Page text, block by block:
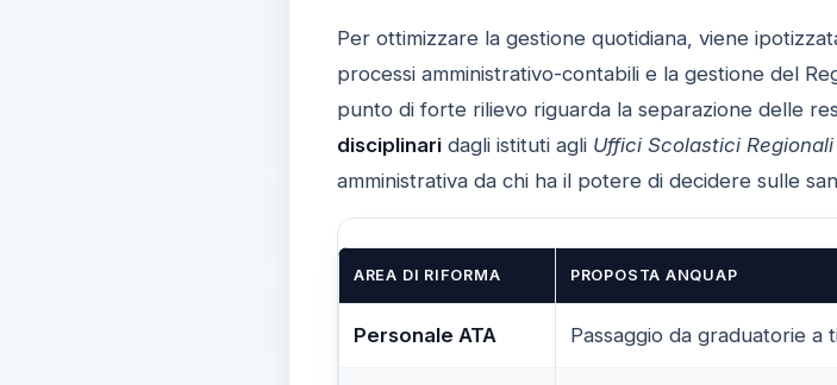
Per ottimizzare la gestione quotidiana, viene
processi amministrativo-contabili e la gestione del
punto di forte rilievo riguarda la separazione delle
disciplinaridagli istituti agli Uffici Scolastici Regionali
amministrativa da chi ha il potere di decidere sulle
AREA DI RIFORMA PROPOSTA ANQUAP
Personale ATA Passaggio da graduatorie a